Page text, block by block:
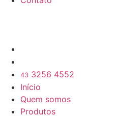
43 3256 4552
Início
Quem somos
Produtos